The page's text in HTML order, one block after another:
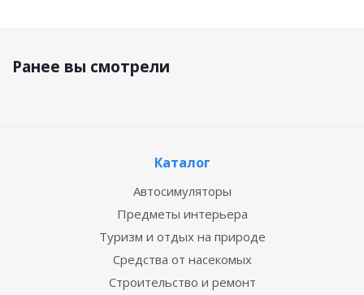
Ранее вы смотрели
Каталог
Автосимуляторы
Предметы интерьера
Туризм и отдых на природе
Средства от насекомых
Строительство и ремонт